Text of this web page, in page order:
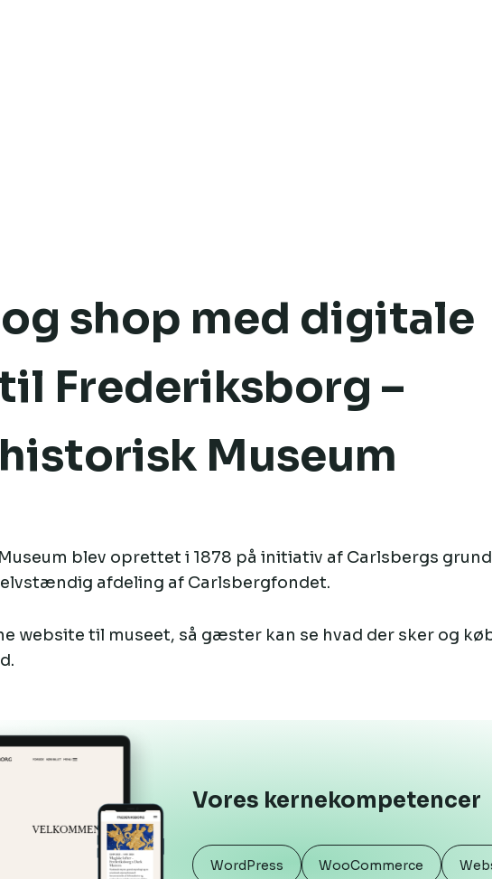
shop med digitale
Frederiksborg –
Museum
blev oprettet i 1878 på initiativ af Carlsbergs
afdeling af Carlsbergfondet.
website til museet, så gæster kan se hvad der sker og
Vores kernekompetencer
WordPress WooCommerce